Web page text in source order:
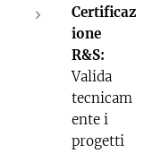
Certificaz
ione
R&S:
Valida
tecnicam
ente i
progetti